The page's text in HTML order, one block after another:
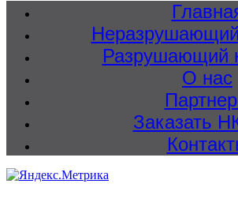
Разрушающий
О нас
Заказать